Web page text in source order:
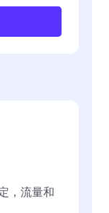
，流量和